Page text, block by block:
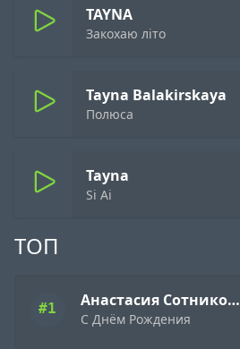
ТОП
#1 Анастасия Сотникова
С Днём Рождения
TAYNA
Закохаю літо
Tayna Balakirskaya
Полюса
Tayna
Si Ai